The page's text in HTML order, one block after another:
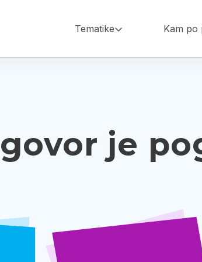
navigation
Tematike Kam po
je